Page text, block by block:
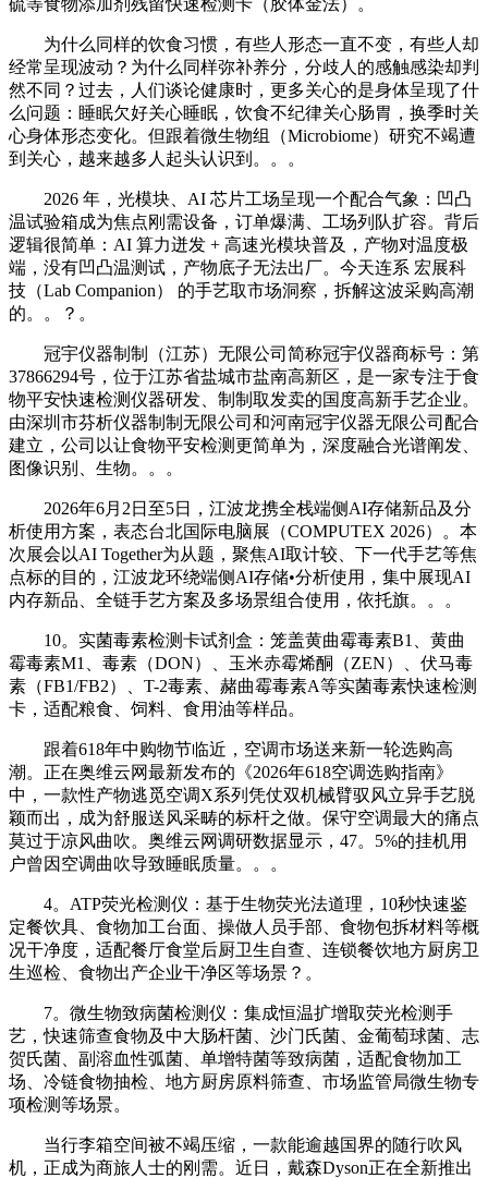
为什么同样的饮食习惯，有些人形态一直不变，有些人却
经常呈现波动？为什么同样弥补养分，分歧人的感触感染却判
然不同？过去，人们谈论健康时，更多关心的是身体呈现了什
么问题：睡眠欠好关心睡眠，饮食不纪律关心肠胃，换季时关
心身体形态变化。但跟着微生物组（Microbiome）研究不竭遭
到关心，越来越多人起头认识到。。。
2026 年，光模块、AI 芯片工场呈现一个配合气象：凹凸
温试验箱成为焦点刚需设备，订单爆满、工场列队扩容。背后
逻辑很简单：AI 算力迸发 + 高速光模块普及，产物对温度极
端，没有凹凸温测试，产物底子无法出厂。今天连系 宏展科
技（Lab Companion） 的手艺取市场洞察，拆解这波采购高潮
的。。？。
冠宇仪器制制（江苏）无限公司简称冠宇仪器商标号：第
37866294号，位于江苏省盐城市盐南高新区，是一家专注于食
物平安快速检测仪器研发、制制取发卖的国度高新手艺企业。
由深圳市芬析仪器制制无限公司和河南冠宇仪器无限公司配合
建立，公司以让食物平安检测更简单为，深度融合光谱阐发、
图像识别、生物。。。
2026年6月2日至5日，江波龙携全栈端侧AI存储新品及分
析使用方案，表态台北国际电脑展（COMPUTEX 2026）。本
次展会以AI Together为从题，聚焦AI取计较、下一代手艺等焦
点标的目的，江波龙环绕端侧AI存储•分析使用，集中展现AI
内存新品、全链手艺方案及多场景组合使用，依托旗。。。
10。实菌毒素检测卡试剂盒：笼盖黄曲霉毒素B1、黄曲
霉毒素M1、毒素（DON）、玉米赤霉烯酮（ZEN）、伏马毒
素（FB1/FB2）、T-2毒素、赭曲霉毒素A等实菌毒素快速检测
卡，适配粮食、饲料、食用油等样品。
跟着618年中购物节临近，空调市场送来新一轮选购高
潮。正在奥维云网最新发布的《2026年618空调选购指南》
中，一款性产物逃觅空调X系列凭仗双机械臂驭风立异手艺脱
颖而出，成为舒服送风采畴的标杆之做。保守空调最大的痛点
莫过于凉风曲吹。奥维云网调研数据显示，47。5%的挂机用
户曾因空调曲吹导致睡眠质量。。。
4。ATP荧光检测仪：基于生物荧光法道理，10秒快速鉴
定餐饮具、食物加工台面、操做人员手部、食物包拆材料等概
况干净度，适配餐厅食堂后厨卫生自查、连锁餐饮地方厨房卫
生巡检、食物出产企业干净区等场景？。
7。微生物致病菌检测仪：集成恒温扩增取荧光检测手
艺，快速筛查食物及中大肠杆菌、沙门氏菌、金葡萄球菌、志
贺氏菌、副溶血性弧菌、单增特菌等致病菌，适配食物加工
场、冷链食物抽检、地方厨房原料筛查、市场监管局微生物专
项检测等场景。
当行李箱空间被不竭压缩，一款能逾越国界的随行吹风
机，正成为商旅人士的刚需。近日，戴森Dyson正在全新推出